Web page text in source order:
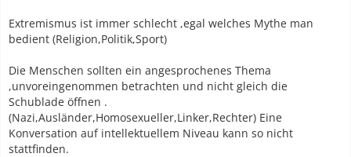
Extremismus ist immer schlecht ,egal welches Mythe man
bedient (Religion,Politik,Sport)
Die Menschen sollten ein angesprochenes Thema
,unvoreingenommen betrachten und nicht gleich die
Schublade öffnen .
(Nazi,Ausländer,Homosexueller,Linker,Rechter) Eine
Konversation auf intellektuellem Niveau kann so nicht
stattfinden.